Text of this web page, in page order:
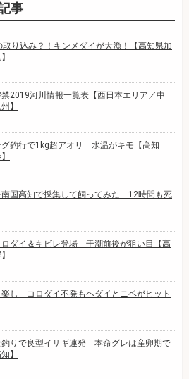
事
り込み？！キンメダイが大漁！【高知県加
2019河川情報一覧表【西日本エリア／中
】
グ釣行で1kg超アオリ 水温がキモ【高知
南国高知で採集して飼ってみた 12時間も死
ロダイ＆キビレ登場 干潮前後が狙い目【高
し コロダイ不発もヘダイとニベがヒット
釣りで良型イサギ連発 本命グレは産卵期で
】